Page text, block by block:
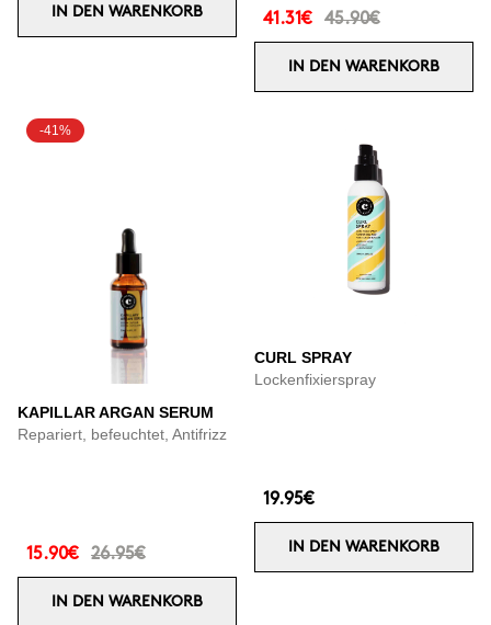
IN DEN WARENKORB 41.31€ 45.90€
IN DEN WARENKORB
-41%
KAPILLAR ARGAN SERUM
Repariert, befeuchtet, Antifrizz
15.90€ 26.95€
IN DEN WARENKORB
CURL SPRAY
Lockenfixierspray
19.95€
IN DEN WARENKORB